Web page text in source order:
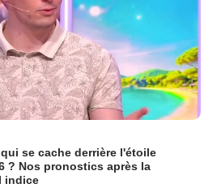
se cache derrière l'étoile
? Nos pronostics après la
indice